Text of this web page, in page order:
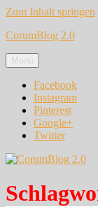
Zum Inhalt springen
CorumBlog 2.0
Menü
Facebook
Instagram
Pinterest
Google+
Twitter